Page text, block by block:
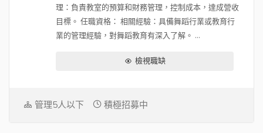
理：負責教室的預算和財務管理，控制成本，達成營收
目標。 任職資格： 相關經驗：具備舞蹈行業或教育行
業的管理經驗，對舞蹈教育有深入了解。 ...
檢視職缺
管理5人以下 積極招募中